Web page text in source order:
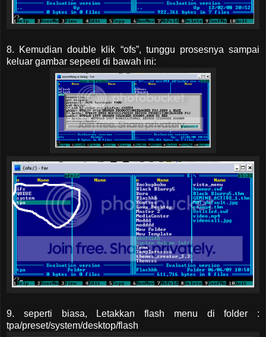
8. Kemudian double klik “ofs”, tunggu prosesnya sampai
keluar gambar sepeeti di bawah ini:
9. seperti biasa, Letakkan flash menu di folder :
tpa/preset/system/desktop/flash